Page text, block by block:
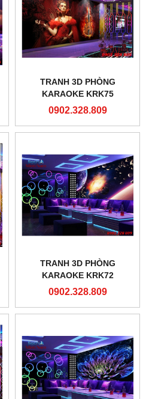
TRANH 3D PHÒNG
KARAOKE KRK75
0902.328.809
TRANH 3D PHÒNG
KARAOKE KRK72
0902.328.809